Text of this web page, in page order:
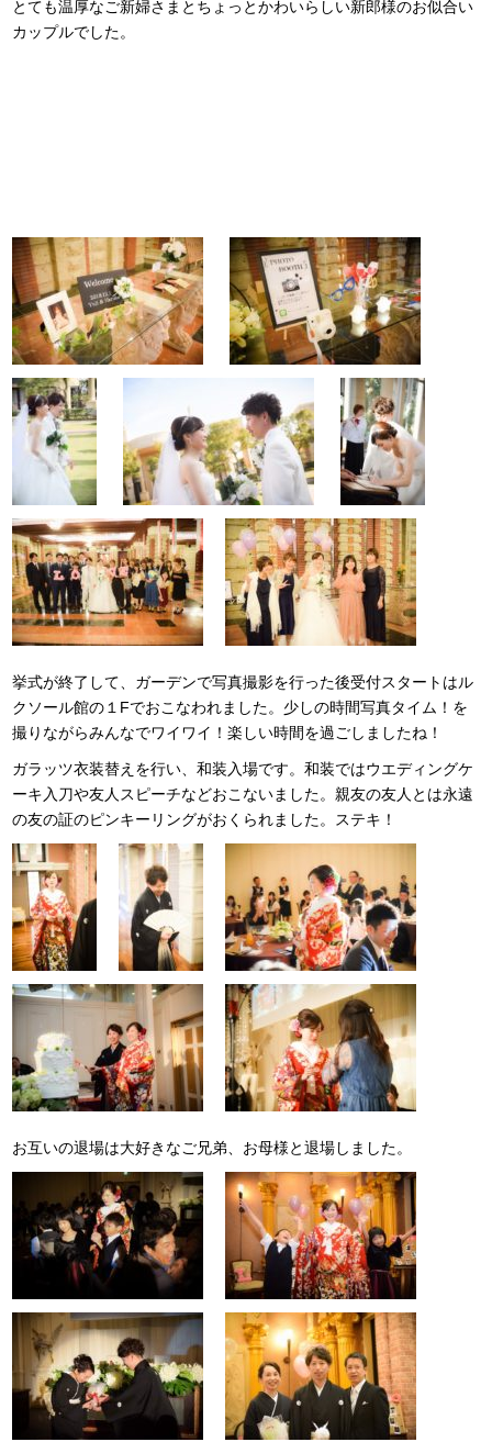
とても温厚なご新婦さまとちょっとかわいらしい新郎様のお似合い
カップルでした。
挙式が終了して、ガーデンで写真撮影を行った後受付スタートはル
クソール館の１Fでおこなわれました。少しの時間写真タイム！を
撮りながらみんなでワイワイ！楽しい時間を過ごしましたね！
ガラッツ衣装替えを行い、和装入場です。和装ではウエディングケ
ーキ入刀や友人スピーチなどおこないました。親友の友人とは永遠
の友の証のピンキーリングがおくられました。ステキ！
お互いの退場は大好きなご兄弟、お母様と退場しました。